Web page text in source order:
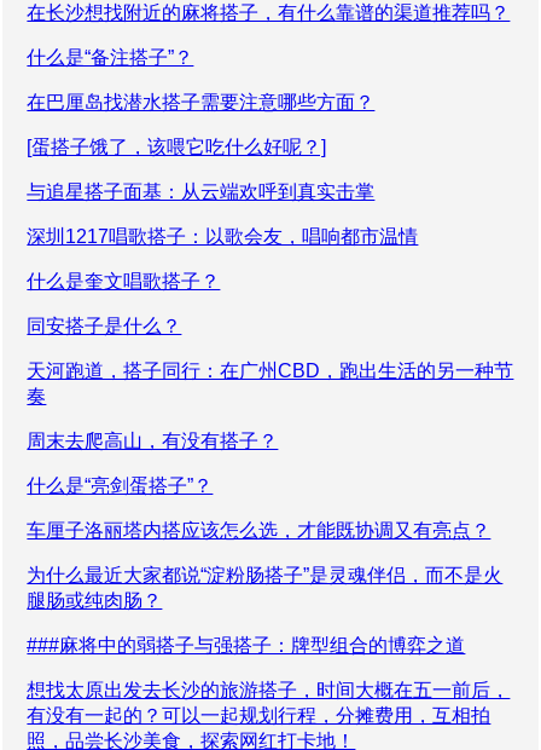
在长沙想找附近的麻将搭子，有什么靠谱的渠道推荐吗？
什么是“备注搭子”？
在巴厘岛找潜水搭子需要注意哪些方面？
[蛋搭子饿了，该喂它吃什么好呢？]
与追星搭子面基：从云端欢呼到真实击掌
深圳1217唱歌搭子：以歌会友，唱响都市温情
什么是奎文唱歌搭子？
同安搭子是什么？
天河跑道，搭子同行：在广州CBD，跑出生活的另一种节
奏
周末去爬高山，有没有搭子？
什么是“亮剑蛋搭子”？
车厘子洛丽塔内搭应该怎么选，才能既协调又有亮点？
为什么最近大家都说“淀粉肠搭子”是灵魂伴侣，而不是火
腿肠或纯肉肠？
###麻将中的弱搭子与强搭子：牌型组合的博弈之道
想找太原出发去长沙的旅游搭子，时间大概在五一前后，
有没有一起的？可以一起规划行程，分摊费用，互相拍
照，品尝长沙美食，探索网红打卡地！